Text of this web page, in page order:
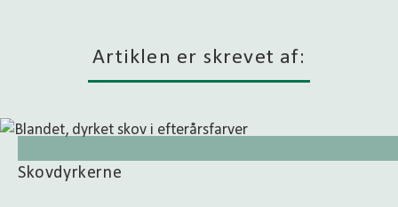
Artiklen er skrevet af:
Skovdyrkerne